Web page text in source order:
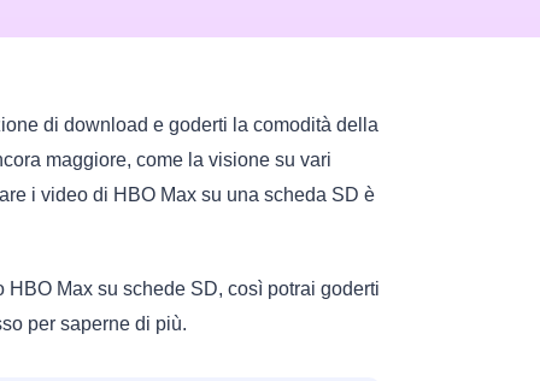
di download e goderti la comodità della
maggiore, come la visione su vari
i video di HBO Max su una scheda SD è
Max su schede SD, così potrai goderti
per saperne di più.